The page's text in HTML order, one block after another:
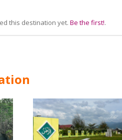
this destination yet. Be the first!.